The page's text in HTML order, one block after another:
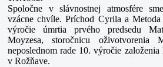
Spoločne v slávnostnej atmosfére
vzácne chvíle. Príchod Cyrila a
výročie úmrtia prvého predsedu
Moyzesa, storočnicu oživotvorenia
neposlednom rade 10. výročie
v Rožňave.